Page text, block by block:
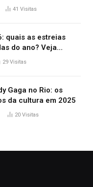
no trânsito
41 Visitas
quais as estreias
do ano? Veja
do cinema
29 Visitas
Gaga no Rio: os
da cultura em 2025
20 Visitas